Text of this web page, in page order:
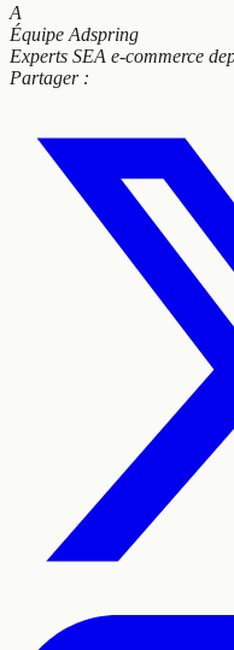
A
Équipe Adspring
Experts SEA e-commerce
Partager :